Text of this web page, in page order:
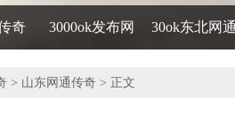
奇 3000ok发布网 30ok东北网
> 山东网通传奇 > 正文